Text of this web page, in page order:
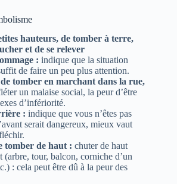
hauteurs, de tomber à terre,
et de se relever
: indique que la situation
de faire un peu plus attention.
tomber en marchant dans la rue,
un malaise social, la peur d’être
d’infériorité.
: indique que vous n’êtes pas
serait dangereux, mieux vaut
tomber de haut : chuter de haut
(arbre, tour, balcon, corniche d’un
: cela peut être dû à la peur des